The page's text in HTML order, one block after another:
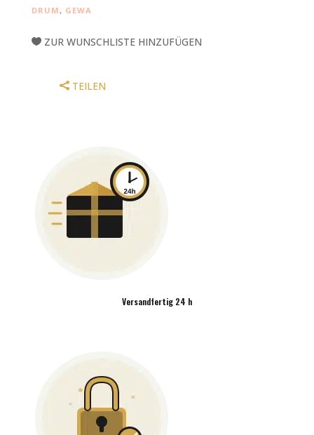
VE-
MENGE
DRUM , GEWA
ZUR WUNSCHLISTE HINZUFÜGEN
TEILEN
Versandfertig 24 h